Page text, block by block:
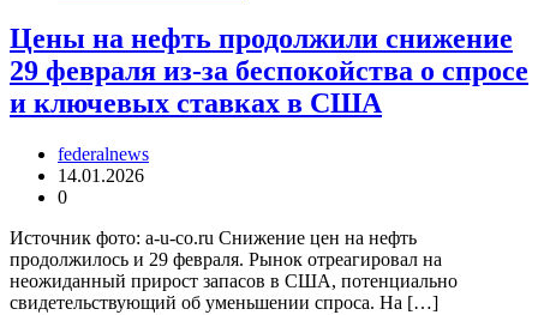
Цены на нефть продолжили снижение
29 февраля из-за беспокойства о спросе
и ключевых ставках в США
federalnews
14.01.2026
0
Источник фото: a-u-co.ru Снижение цен на нефть
продолжилось и 29 февраля. Рынок отреагировал на
неожиданный прирост запасов в США, потенциально
свидетельствующий об уменьшении спроса. На […]